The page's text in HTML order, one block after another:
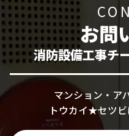
お問
消防設備工事チ
マンション・ア
トウカイ★セツビ